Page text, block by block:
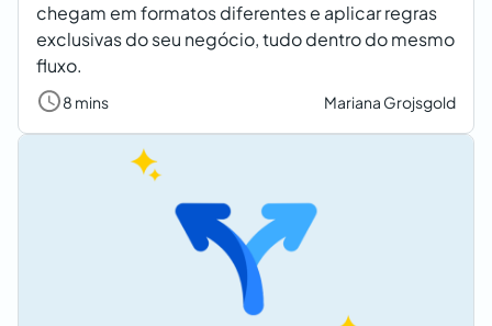
chegam em formatos diferentes e aplicar regras
exclusivas do seu negócio, tudo dentro do mesmo
fluxo.
8 mins Mariana Grojsgold